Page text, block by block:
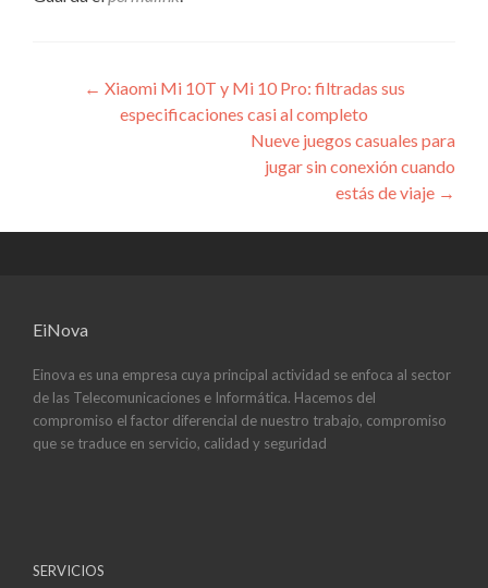
Navegación
← Xiaomi Mi 10T y Mi 10 Pro: filtradas sus
especificaciones casi al completo
Nueve juegos casuales para
jugar sin conexión cuando
estás de viaje →
EiNova
Einova es una empresa cuya principal actividad se enfoca al sector
de las Telecomunicaciones e Informática. Hacemos del
compromiso el factor diferencial de nuestro trabajo, compromiso
que se traduce en servicio, calidad y seguridad
SERVICIOS